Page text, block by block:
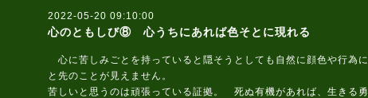
2022-05-20 09:10:00
心のともしび⑧ 心うちにあれば色そとに現れる
心に苦しみごとを持っていると隠そうとしても自然に顔色や行為
と先のことが見えません。
苦しいと思うのは頑張っている証拠。 死ぬ有機があれば、生きる